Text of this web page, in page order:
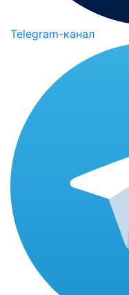
Telegram-канал